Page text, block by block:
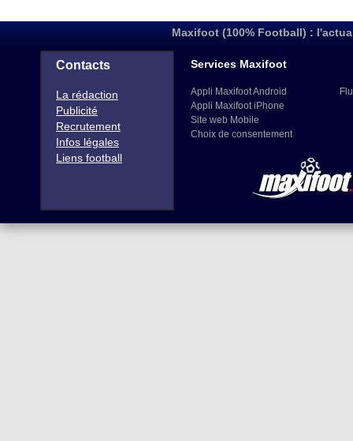
Maxifoot (100% Football) :
Contacts
La rédaction
Publicité
Recrutement
Infos légales
Liens football
Services Maxifoot
Appli Maxifoot Android
Appli Maxifoot iPhone
Site web Mobile
Choix de consentement